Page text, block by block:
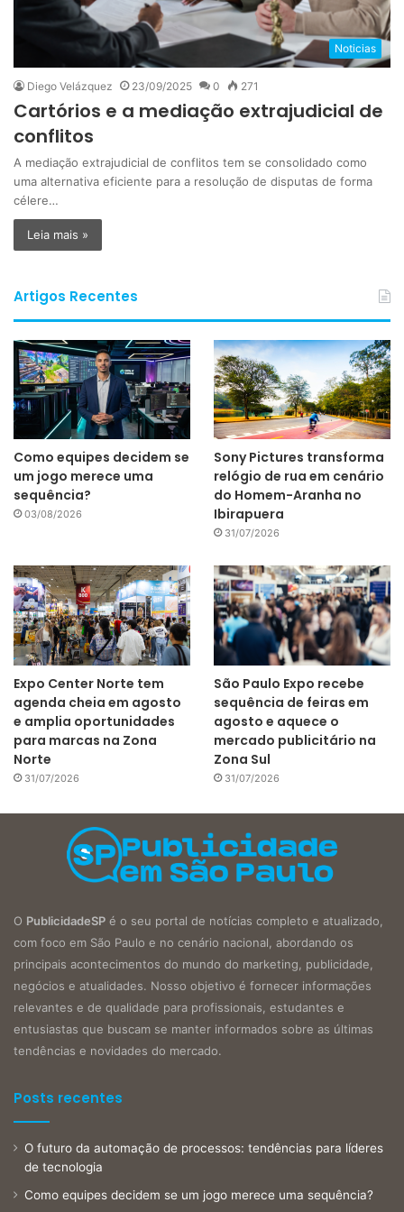
Noticias
Diego Velázquez 23/09/2025 0 271
Cartórios e a mediação extrajudicial de
conflitos
A mediação extrajudicial de conflitos tem se consolidado como
uma alternativa eficiente para a resolução de disputas de forma
célere…
Leia mais »
Artigos Recentes
Como equipes decidem se
um jogo merece uma
sequência?
03/08/2026
Sony Pictures transforma
relógio de rua em cenário
do Homem-Aranha no
Ibirapuera
31/07/2026
Expo Center Norte tem
agenda cheia em agosto
e amplia oportunidades
para marcas na Zona
Norte
31/07/2026
São Paulo Expo recebe
sequência de feiras em
agosto e aquece o
mercado publicitário na
Zona Sul
31/07/2026
O PublicidadeSP é o seu portal de notícias completo e atualizado,
com foco em São Paulo e no cenário nacional, abordando os
principais acontecimentos do mundo do marketing, publicidade,
negócios e atualidades. Nosso objetivo é fornecer informações
relevantes e de qualidade para profissionais, estudantes e
entusiastas que buscam se manter informados sobre as últimas
tendências e novidades do mercado.
Posts recentes
O futuro da automação de processos: tendências para líderes
de tecnologia
Como equipes decidem se um jogo merece uma sequência?